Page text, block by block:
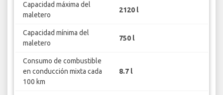
Capacidad máxima del
maletero
2120 l
Capacidad mínima del
maletero
750 l
Consumo de combustible
en conducción mixta cada
100 km
8.7 l